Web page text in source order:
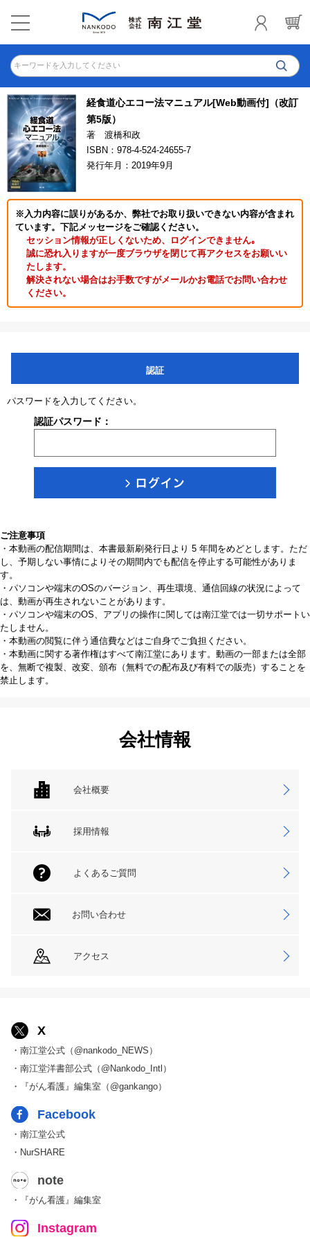
キーワードを入力してください
経食道心エコー法マニュアル[Web動画付]（改訂
第5版）
著 渡橋和政
ISBN：978-4-524-24655-7
発行年月：2019年9月
※入力内容に誤りがあるか、弊社でお取り扱いできない内容が含まれ
ています。下記メッセージをご確認ください。
セッション情報が正しくないため、ログインできません｡
誠に恐れ入りますが一度ブラウザを閉じて再アクセスをお願いい
たします。
解決されない場合はお手数ですがメールかお電話でお問い合わせ
ください。
認証
パスワードを入力してください。
認証パスワード：
ご注意事項
・本動画の配信期間は、本書最新刷発行日より 5 年間をめどとします。ただ
し、予期しない事情によりその期間内でも配信を停止する可能性がありま
す。
・パソコンや端末のOSのバージョン、再生環境、通信回線の状況によって
は、動画が再生されないことがあります。
・パソコンや端末のOS、アプリの操作に関しては南江堂では一切サポートい
たしません。
・本動画の閲覧に伴う通信費などはご自身でご負担ください。
・本動画に関する著作権はすべて南江堂にあります。動画の一部または全部
を、無断で複製、改変、頒布（無料での配布及び有料での販売）することを
禁止します。
会社情報
会社概要
採用情報
よくあるご質問
お問い合わせ
アクセス
X
・南江堂公式（@nankodo_NEWS）
・南江堂洋書部公式（@Nankodo_Intl）
・『がん看護』編集室（@gankango）
Facebook
・南江堂公式
・NurSHARE
note
・『がん看護』編集室
Instagram